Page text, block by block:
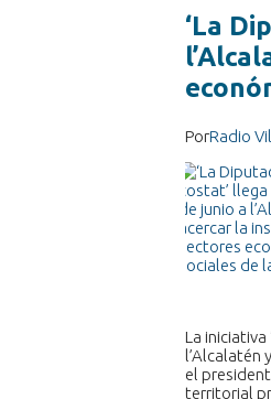
‘La
PorRadio
La
l’Alcalatén
el
territorial